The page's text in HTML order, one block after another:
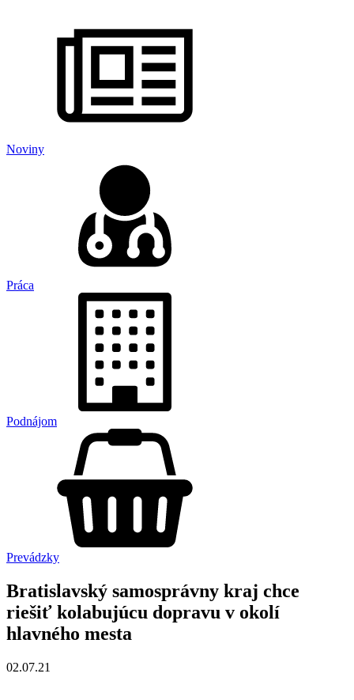
Noviny
Práca
Podnájom
Prevádzky
Bratislavský samosprávny kraj chce
riešiť kolabujúcu dopravu v okolí
hlavného mesta
02.07.21